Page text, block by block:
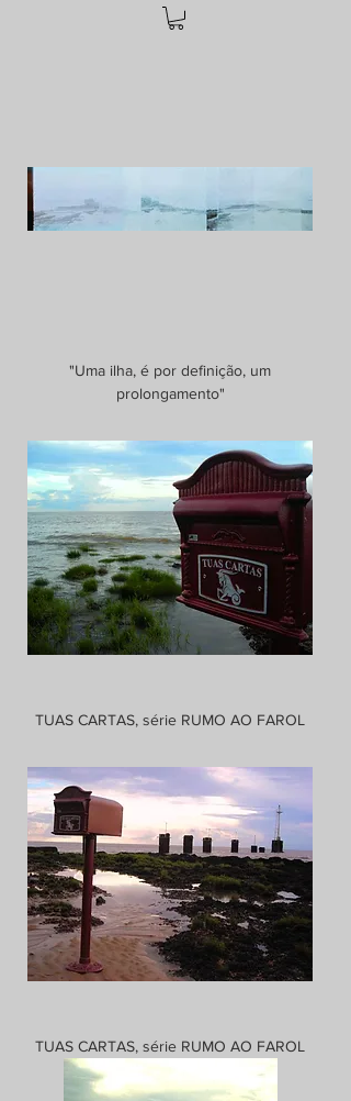
"Uma ilha, é por definição, um
prolongamento"
TUAS CARTAS, série RUMO AO FAROL
TUAS CARTAS, série RUMO AO FAROL